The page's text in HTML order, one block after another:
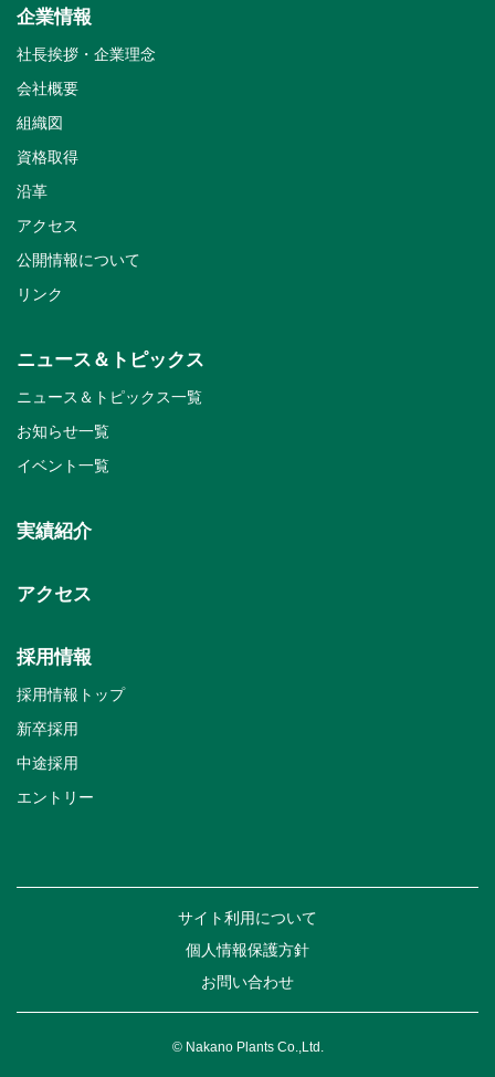
企業情報
社長挨拶・企業理念
会社概要
組織図
資格取得
沿革
アクセス
公開情報について
リンク
ニュース＆トピックス
ニュース＆トピックス一覧
お知らせ一覧
イベント一覧
実績紹介
アクセス
採用情報
採用情報トップ
新卒採用
中途採用
エントリー
サイト利用について
個人情報保護方針
お問い合わせ
© Nakano Plants Co.,Ltd.